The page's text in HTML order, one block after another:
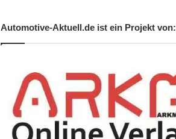
Automotive-Aktuell.de ist ein Projekt von: